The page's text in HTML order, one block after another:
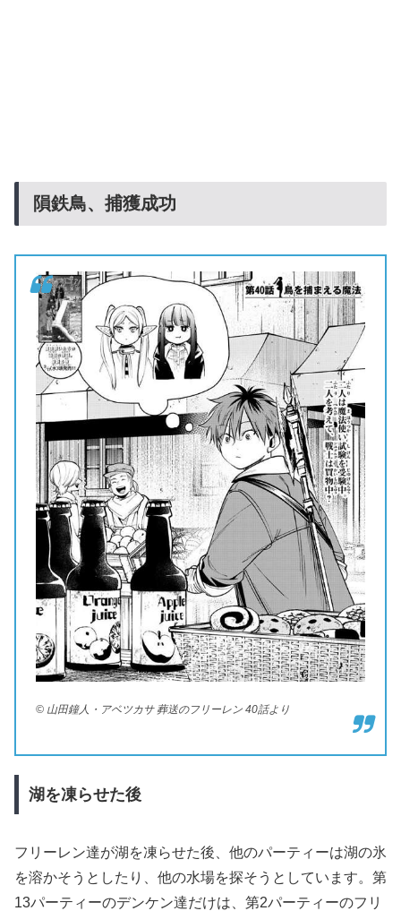
隕鉄鳥、捕獲成功
© 山田鐘人・アベツカサ 葬送のフリーレン 40話より
湖を凍らせた後
フリーレン達が湖を凍らせた後、他のパーティーは湖の氷
を溶かそうとしたり、他の水場を探そうとしています。第
13パーティーのデンケン達だけは、第2パーティーのフリ